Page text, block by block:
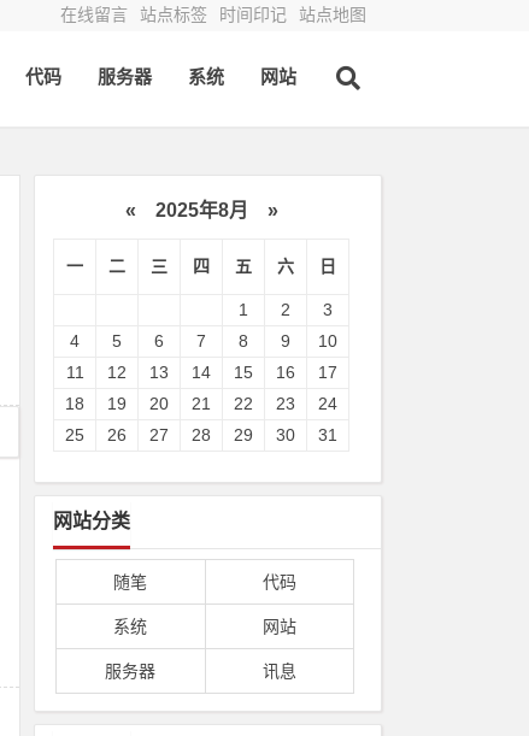
在线留言 站点标签 时间印记 站点地图
代码 服务器 系统 网站
« 2025年8月 »
一 二 三 四 五 六 日
1 2
3
4
5 6 7 8 9
10
11
12 13 14 15 16
17
18
19 20 21 22 23
24
25
26 27 28 29 30 31
网站分类
随笔 代码
系统 网站
服务器 讯息